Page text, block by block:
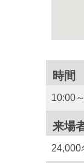
時間
10:00
来場
24,000